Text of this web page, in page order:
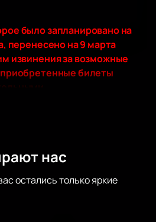
было запланировано на
перенесено на 9 марта
извинения за возможные
билеты
в VK Stadium - это
«Выше домов», «Планы на
Их музыка стала настоящим
песен стали татуировками
нас
остались только яркие